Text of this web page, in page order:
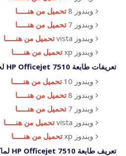
ويندوز 8
تحميل من هنـــــا
ويندوز 7
تحميل من هنـــــا
ويندوز vista
تحميل من هنـــــا
ويندوز xp
تحميل من هنـــــا
تعريفات طابعة HP Officejet 7510 لجميع نسخ الويندوز 64 بت
ويندوز 10
تحميل من هنـــــا
ويندوز 8
تحميل من هنـــــا
ويندوز 7
تحميل من هنـــــا
ويندوز vista
تحميل من هنـــــا
ويندوز xp
تحميل من هنـــــا
تعريف طابعة HP Officejet 7510 لماكنتوش تحميل من هنـــــا